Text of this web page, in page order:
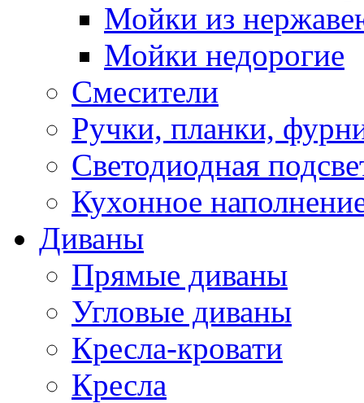
Мойки из
Мойки недорогие
Смесители
Ручки, планки,
Светодиодная
Кухонное
Диваны
Прямые диваны
Угловые диваны
Кресла-кровати
Кресла